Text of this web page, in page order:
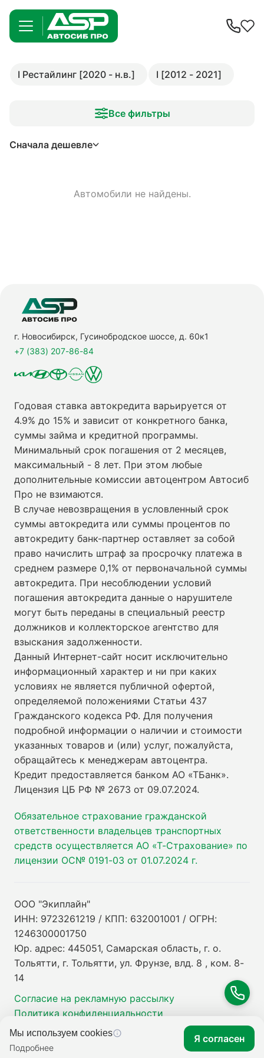
I Рестайлинг [2020 - н.в.] I [2012 - 2021]
Все фильтры
Сначала дешевле
Автомобили не найдены.
г. Новосибирск, Гусинобродское шоссе, д. 60к1
+7 (383) 207-86-84
Годовая ставка автокредита варьируется от
4.9% до 15% и зависит от конкретного банка,
суммы займа и кредитной программы.
Минимальный срок погашения от 2 месяцев,
максимальный - 8 лет. При этом любые
дополнительные комиссии автоцентром Автосиб
Про не взимаются.
В случае невозвращения в условленный срок
суммы автокредита или суммы процентов по
автокредиту банк-партнер оставляет за собой
право начислить штраф за просрочку платежа в
среднем размере 0,1% от первоначальной суммы
автокредита. При несоблюдении условий
погашения автокредита данные о нарушителе
могут быть переданы в специальный реестр
должников и коллекторское агентство для
взыскания задолженности.
Данный Интернет-сайт носит исключительно
информационный характер и ни при каких
условиях не является публичной офертой,
определяемой положениями Статьи 437
Гражданского кодекса РФ. Для получения
подробной информации о наличии и стоимости
указанных товаров и (или) услуг, пожалуйста,
обращайтесь к менеджерам автоцентра.
Кредит предоставляется банком АО «ТБанк».
Лицензия ЦБ РФ № 2673 от 09.07.2024.
Обязательное страхование гражданской
ответственности владельцев транспортных
средств осуществляется АО «Т-Страхование» по
лицензии ОС№ 0191-03 от 01.07.2024 г.
ООО "Экиплайн"
ИНН: 9723261219 / КПП: 632001001 / ОГРН:
1246300001750
Юр. адрес: 445051, Самарская область, г. о.
Тольятти, г. Тольятти, ул. Фрунзе, влд. 8 , ком. 8-
14
Согласие на рекламную рассылку
Политика конфиденциальности
Мы используем cookies
Подробнее
Я согласен